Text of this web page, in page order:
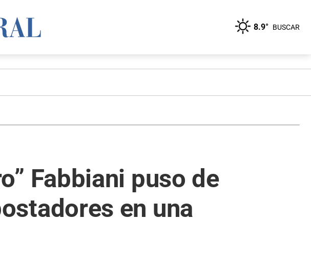
8.9° BUSCAR
Fabbiani puso de
en una